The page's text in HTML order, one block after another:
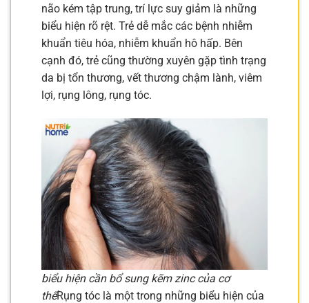
não kém tập trung, trí lực suy giảm là những
biểu hiện rõ rệt. Trẻ dễ mắc các bệnh nhiễm
khuẩn tiêu hóa, nhiễm khuẩn hô hấp. Bên
cạnh đó, trẻ cũng thường xuyên gặp tình trạng
da bị tổn thương, vết thương chậm lành, viêm
lợi, rụng lông, rụng tóc.
biểu hiện cần bổ sung kẽm zinc của cơ
thểRụng tóc là một trong những biểu hiện của